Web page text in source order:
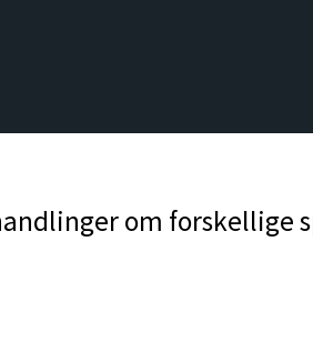
om forskellige